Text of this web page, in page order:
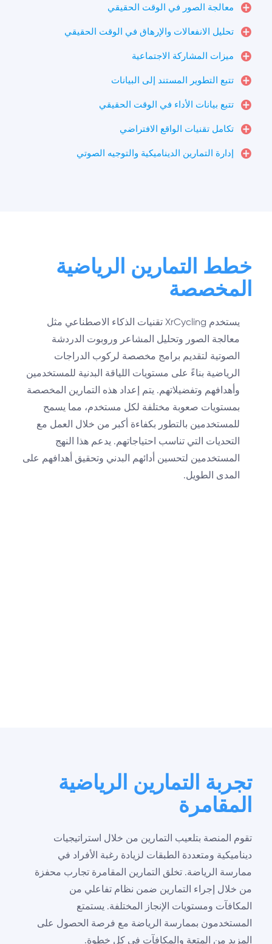
معالجة الصور في الوقت الحقيقي
تحليل الانفعالات والإرهاق في الوقت الحقيقي
ميزات المشاركة الاجتماعية
تتبع التطوير المستند إلى البيانات
تتبع بيانات الأداء في الوقت الحقيقي
تكامل تقنيات الواقع الافتراضي
إدارة التمارين الديناميكية والتوجيه الصوتي
خطط التمارين الرياضية
المخصصة
يستخدم XrCycling تقنيات الذكاء الاصطناعي مثل
معالجة الصور وتحليل المشاعر وروبوت الدردشة
الصوتية لتقديم برامج مخصصة لركوب الدراجات
الرياضية بناءً على مستويات اللياقة البدنية للمستخدمين
وأهدافهم وتفضيلاتهم. يتم إعداد هذه التمارين المخصصة
بمستويات صعوبة مختلفة لكل مستخدم، مما يسمح
للمستخدمين بالتطور بكفاءة أكبر من خلال العمل مع
التحديات التي تناسب احتياجاتهم. يدعم هذا النهج
المستخدمين لتحسين أدائهم البدني وتحقيق أهدافهم على
المدى الطويل.
تجربة التمارين الرياضية
المقامرة
تقوم المنصة بتلعيب التمارين من خلال استراتيجيات
ديناميكية ومتعددة الطبقات لزيادة رغبة الأفراد في
ممارسة الرياضة. تخلق التمارين المقامرة تجارب محفزة
من خلال إجراء التمارين ضمن نظام تفاعلي من
المكافآت ومستويات الإنجاز المختلفة. يستمتع
المستخدمون بممارسة الرياضة مع فرصة الحصول على
المزيد من المتعة والمكافآت في كل خطوة.